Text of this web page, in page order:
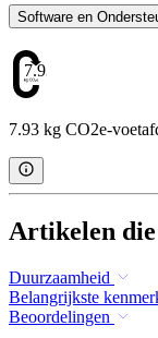
Software en
7.93
7.93 kg CO2e-
Artikelen die
Duurzaamheid
Belangrijkste
Beoordelingen